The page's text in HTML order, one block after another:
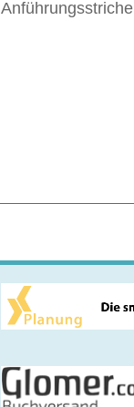
Anführungsstriche